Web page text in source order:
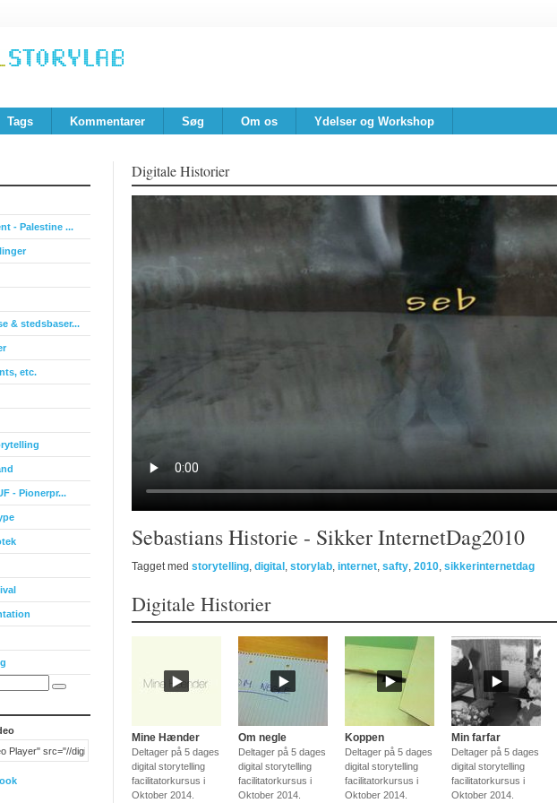
Tags Kommentarer Søg Om os Ydelser og Workshop
- Palestine ...
& stedsbaser...
etc.
- Pionerpr...
Digitale Historier
Sebastians Historie - Sikker InternetDag2010
Tagget med storytelling, digital , storylab, internet, safty, 2010, sikkerinternetdag
Digitale Historier
Mine Hænder
Deltager på 5 dages
digital storytelling
facilitatorkursus i
Oktober 2014.
Om negle
Deltager på 5 dages
digital storytelling
facilitatorkursus i
Oktober 2014.
Koppen
Deltager på 5 dages
digital storytelling
facilitatorkursus i
Oktober 2014.
Min farfar
Deltager på 5 dages
digital storytelling
facilitatorkursus i
Oktober 2014.